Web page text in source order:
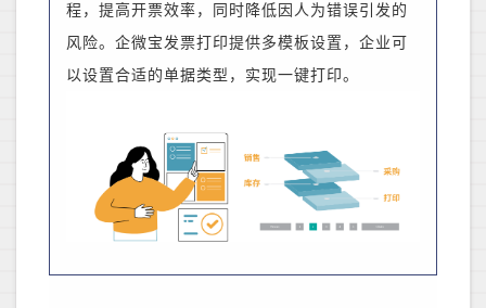
程，提高开票效率，同时降低因人为错误引发的
风险。 企微宝发票打印提供多模板设置，企业可
以设置合适的单据类型，实现一键打印。